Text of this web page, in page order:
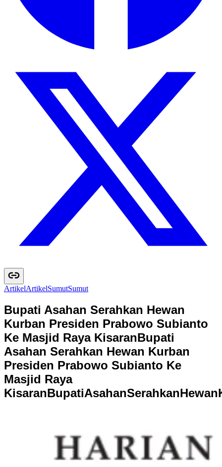
ArtikelArtikelSumutSumut
Bupati Asahan Serahkan Hewan
Kurban Presiden Prabowo Subianto
Ke Masjid Raya KisaranBupati
Asahan Serahkan Hewan Kurban
Presiden Prabowo Subianto Ke
Masjid Raya
KisaranBupatiAsahanSerahkanHewan